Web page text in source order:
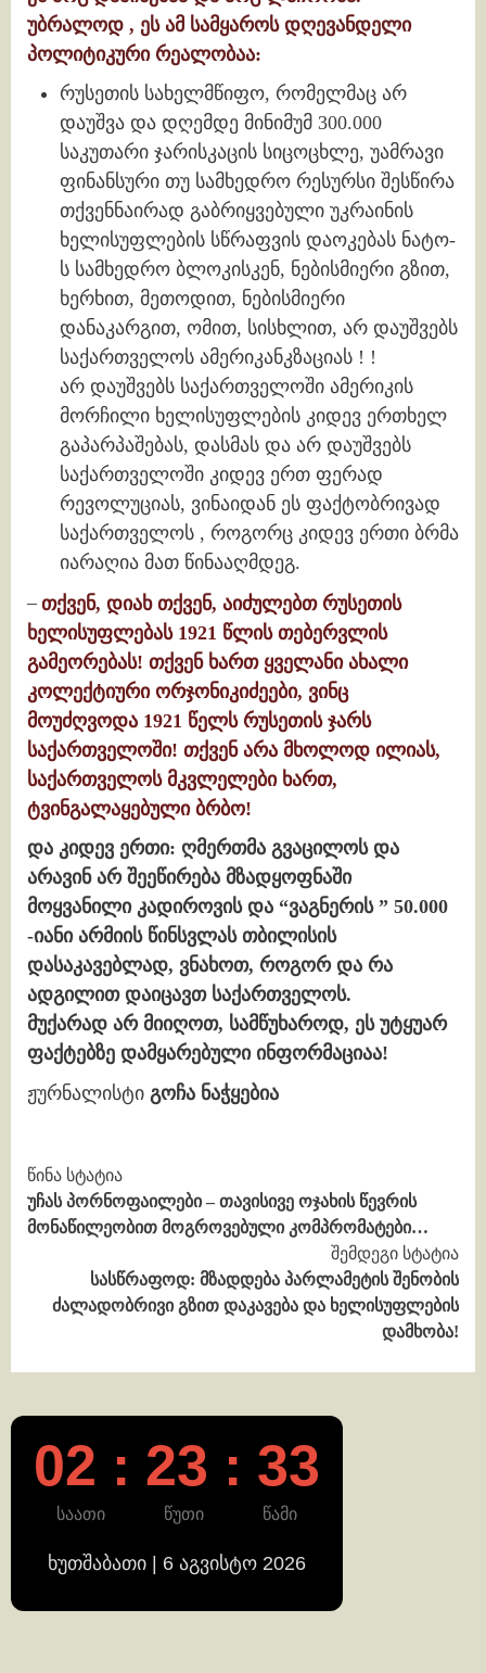
უბრალოდ , ეს ამ სამყაროს დღევანდელი
პოლიტიკური რეალობაა:
რუსეთის სახელმწიფო, რომელმაც არ
დაუშვა და დღემდე მინიმუმ 300.000
საკუთარი ჯარისკაცის სიცოცხლე, უამრავი
ფინანსური თუ სამხედრო რესურსი შესწირა
თქვენნაირად გაბრიყვებული უკრაინის
ხელისუფლების სწრაფვის დაოკებას ნატო-
ს სამხედრო ბლოკისკენ, ნებისმიერი გზით,
ხერხით, მეთოდით, ნებისმიერი
დანაკარგით, ომით, სისხლით, არ დაუშვებს
საქართველოს ამერიკანკზაციას ! !
არ დაუშვებს საქართველოში ამერიკის
მორჩილი ხელისუფლების კიდევ ერთხელ
გაპარპაშებას, დასმას და არ დაუშვებს
საქართველოში კიდევ ერთ ფერად
რევოლუციას, ვინაიდან ეს ფაქტობრივად
საქართველოს , როგორც კიდევ ერთი ბრმა
იარაღია მათ წინააღმდეგ.
– თქვენ, დიახ თქვენ, აიძულებთ რუსეთის
ხელისუფლებას 1921 წლის თებერვლის
გამეორებას! თქვენ ხართ ყველანი ახალი
კოლექტიური ორჯონიკიძეები, ვინც
მოუძღვოდა 1921 წელს რუსეთის ჯარს
საქართველოში! თქვენ არა მხოლოდ ილიას,
საქართველოს მკვლელები ხართ,
ტვინგალაყებული ბრბო!
და კიდევ ერთი: ღმერთმა გვაცილოს და
არავინ არ შეეწირება მზადყოფნაში
მოყვანილი კადიროვის და “ვაგნერის ” 50.000
-იანი არმიის წინსვლას თბილისის
დასაკავებლად, ვნახოთ, როგორ და რა
ადგილით დაიცავთ საქართველოს.
მუქარად არ მიიღოთ, სამწუხაროდ, ეს უტყუარ
ფაქტებზე დამყარებული ინფორმაციაა!
ჟურნალისტი გოჩა ნაჭყებია
Continue
Reading
წინა სტატია
უჩას პორნოფაილები – თავისივე ოჯახის წევრის
მონაწილეობით მოგროვებული კომპრომატები…
შემდეგი სტატია
სასწრაფოდ: მზადდება პარლამეტის შენობის
ძალადობრივი გზით დაკავება და ხელისუფლების
დამხობა!
02 : 23 : 34
საათი წუთი წამი
ხუთშაბათი | 6 აგვისტო 2026